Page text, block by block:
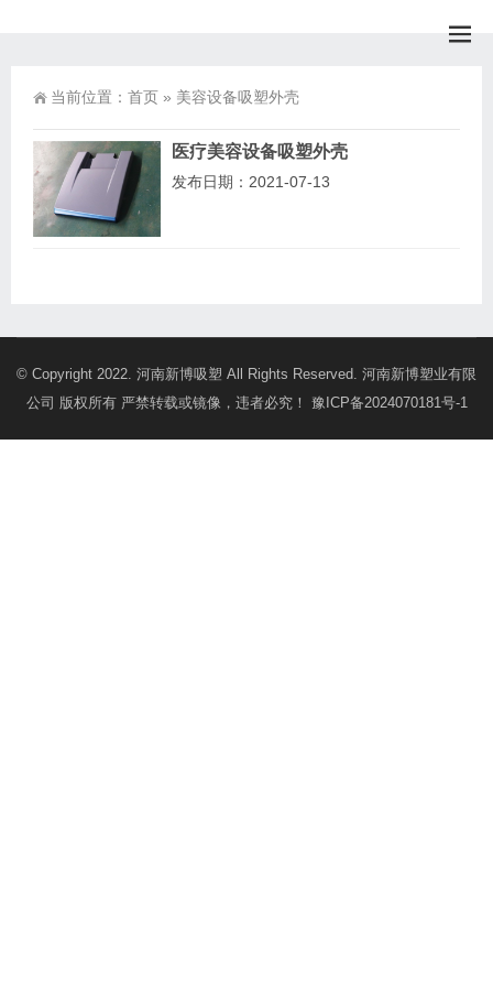
当前位置： 首页 » 美容设备吸塑外壳
医疗美容设备吸塑外壳
发布日期：2021-07-13
© Copyright 2022. 河南新博吸塑 All Rights Reserved. 河南新博塑业有限
公司 版权所有 严禁转载或镜像，违者必究！ 豫ICP备2024070181号-1